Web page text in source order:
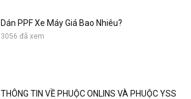
Dán PPF Xe Máy Giá Bao Nhiêu?
3056 đã xem
THÔNG TIN VỀ PHUỘC ONLINS VÀ PHUỘC YSS